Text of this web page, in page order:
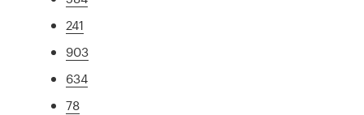
241
903
634
78